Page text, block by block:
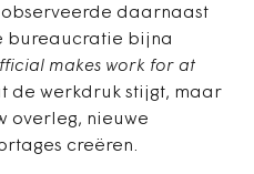
daarnaast
bureaucratie bijna
makes work for at
de werkdruk stijgt, maar
overleg, nieuwe
creëren.